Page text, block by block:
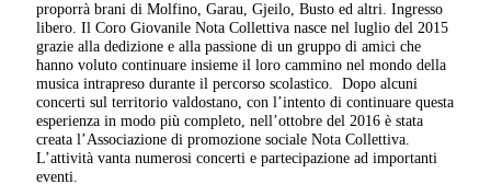
proporrà brani di Molfino, Garau, Gjeilo, Busto ed altri. Ingresso
libero. Il Coro Giovanile Nota Collettiva nasce nel luglio del 2015
grazie alla dedizione e alla passione di un gruppo di amici che
hanno voluto continuare insieme il loro cammino nel mondo della
musica intrapreso durante il percorso scolastico.
Dopo alcuni
concerti sul territorio valdostano, con l’intento di continuare questa
esperienza in modo più completo, nell’ottobre del 2016 è stata
creata l’Associazione di promozione sociale Nota Collettiva.
L’attività vanta numerosi concerti e partecipazione ad importanti
eventi.